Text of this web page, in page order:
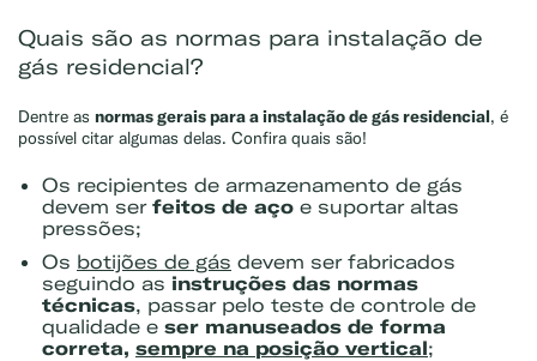
Quais são as normas para instalação de
gás residencial?
Dentre as normas gerais para a instalação de gás residencial, é
possível citar algumas delas. Confira quais são!
Os recipientes de armazenamento de gás
devem ser feitos de aço e suportar altas
pressões;
Os botijões de gás devem ser fabricados
seguindo as instruções das normas
técnicas, passar pelo teste de controle de
qualidade e ser manuseados de forma
correta, sempre na posição vertical;